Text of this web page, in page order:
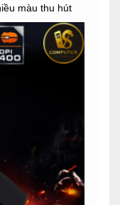
màu thu hút